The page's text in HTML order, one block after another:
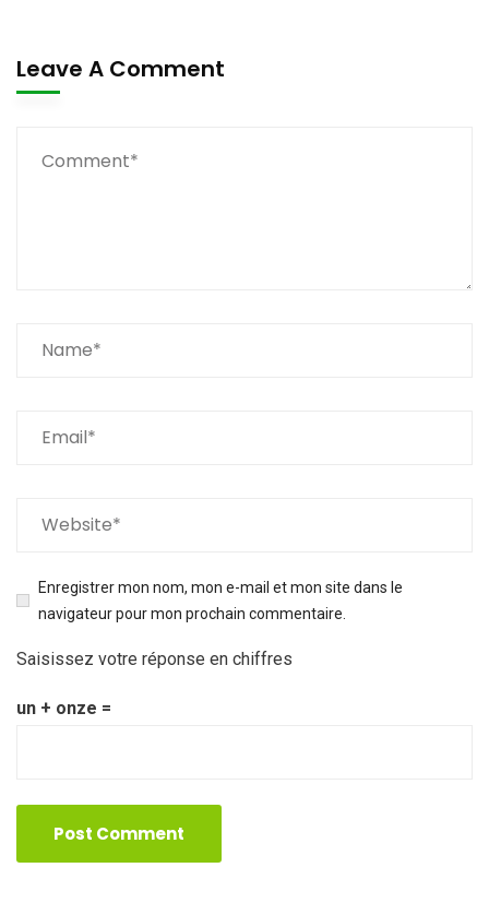
Leave A Comment
Enregistrer mon nom, mon e-mail et mon site dans le
navigateur pour mon prochain commentaire.
Saisissez votre réponse en chiffres
un + onze =